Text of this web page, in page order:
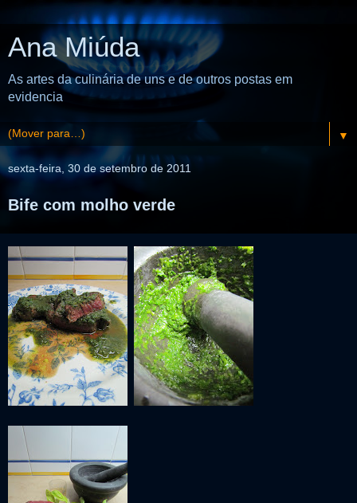
Ana Miúda
As artes da culinária de uns e de outros postas em
evidencia
▼
sexta-feira, 30 de setembro de 2011
Bife com molho verde